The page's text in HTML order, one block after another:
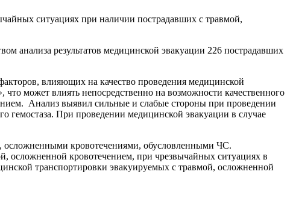
ситуациях при наличии пострадавших с травмой,
анализа результатов медицинской эвакуации 226 пострадавших
влияющих на качество проведения медицинской
может влиять непосредственно на возможности качественного
Анализ выявил сильные и слабые стороны при проведении
гемостаза. При проведении медицинской эвакуации в случае
осложненными кровотечениями, обусловленными ЧС.
осложненной кровотечением, при чрезвычайных ситуациях в
транспортировки эвакуируемых с травмой, осложненной